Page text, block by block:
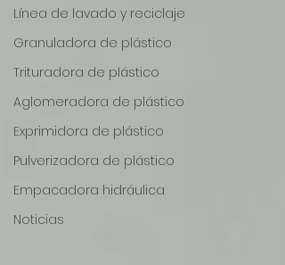
Línea de lavado y reciclaje
Granuladora de plástico
Trituradora de plástico
Aglomeradora de plástico
Exprimidora de plástico
Pulverizadora de plástico
Empacadora hidráulica
Noticias